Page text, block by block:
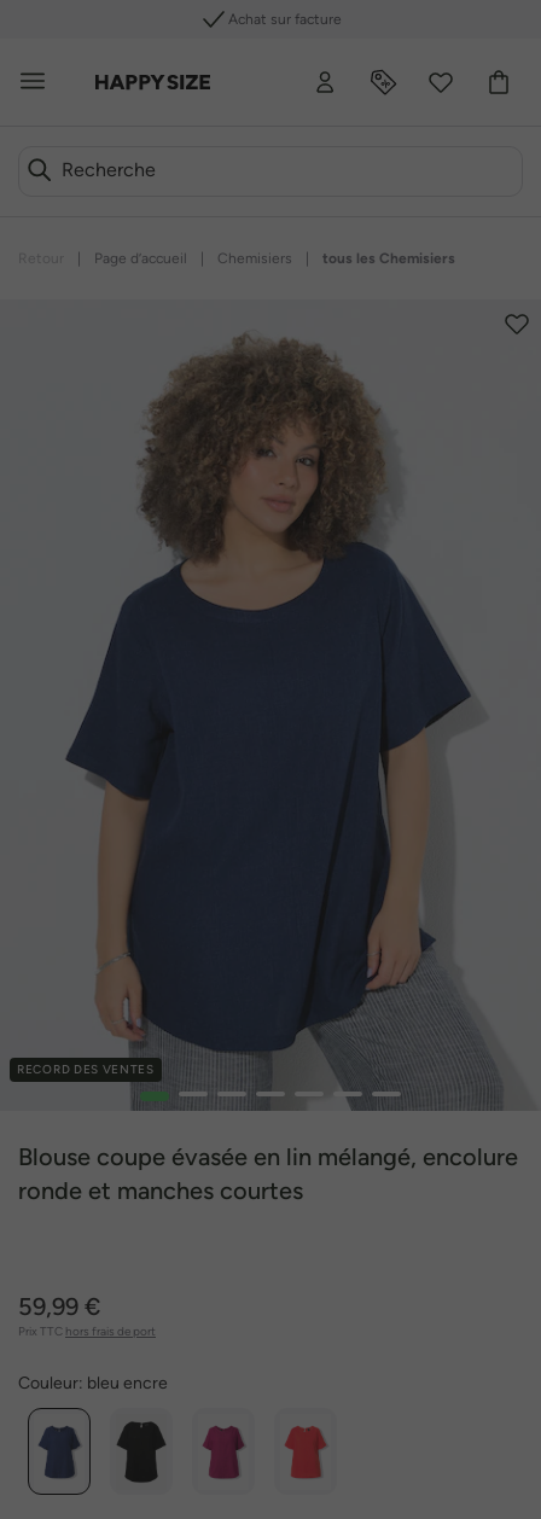
Achat sur facture
Page d’accueil Chemisiers tous les Chemisiers
RECORD DES VENTES
1 2 3 4 5 6 7
Blouse coupe évasée en lin mélangé, encolure
ronde et manches courtes
59,99 €
Prix TTC hors frais de port
Couleur: bleu encre